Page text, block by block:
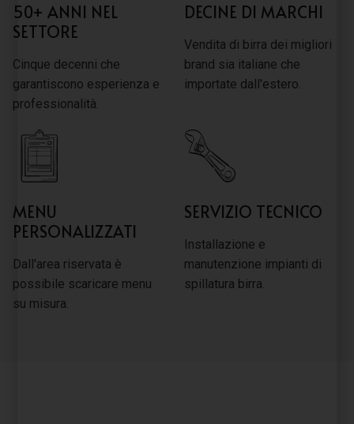
50+ ANNI NEL
SETTORE
Cinque decenni che
garantiscono esperienza e
professionalità.
DECINE DI MARCHI
Vendita di birra dei migliori
brand sia italiane che
importate dall'estero.
MENU
PERSONALIZZATI
Dall'area riservata è
possibile scaricare menu
su misura.
SERVIZIO TECNICO
Installazione e
manutenzione impianti di
spillatura birra.